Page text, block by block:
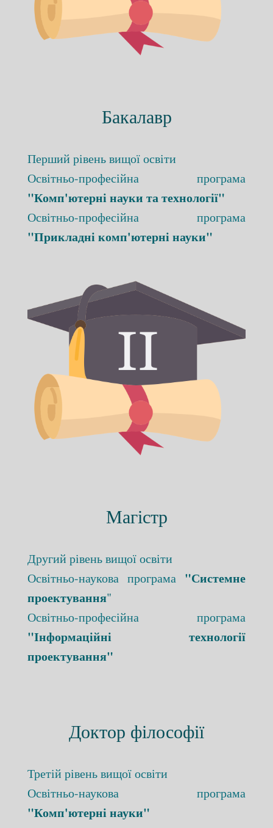
Бакалавр
Перший рівень вищої освіти
Освітньо-професійна програма
"Комп'ютерні науки та технології"
Освітньо-професійна програма
"Прикладні комп'ютерні науки"
Магістр
Другий рівень вищої освіти
Освітньо-наукова програма "Системне
проектування"
Освітньо-професійна програма
"Інформаційні технології
проектування"
Доктор філософії
Третій рівень вищої освіти
Освітньо-наукова програма
"Комп'ютерні науки"